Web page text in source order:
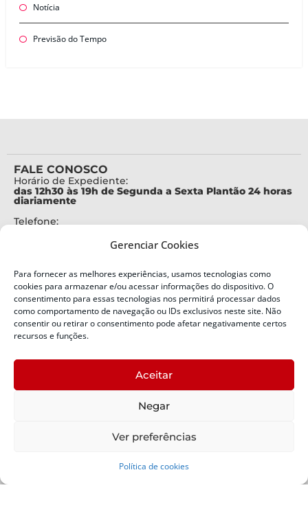
Gerenciar Cookies
Para fornecer as melhores experiências, usamos tecnologias como
cookies para armazenar e/ou acessar informações do dispositivo. O
consentimento para essas tecnologias nos permitirá processar dados
como comportamento de navegação ou IDs exclusivos neste site. Não
consentir ou retirar o consentimento pode afetar negativamente certos
recursos e funções.
Aceitar
Negar
Ver preferências
Política de cookies
Notícia
Previsão do Tempo
FALE CONOSCO
Horário de Expediente:
das 12h30 às 19h de Segunda a Sexta Plantão 24 horas
diariamente
Telefone:
Alertas Defesa Civil:
SMS 40199
ENDEREÇO
Defesa Civil do Estado de Santa Catarina
Bairro:
Capoeiras, Florianópolis, SC
Política de Privacidade